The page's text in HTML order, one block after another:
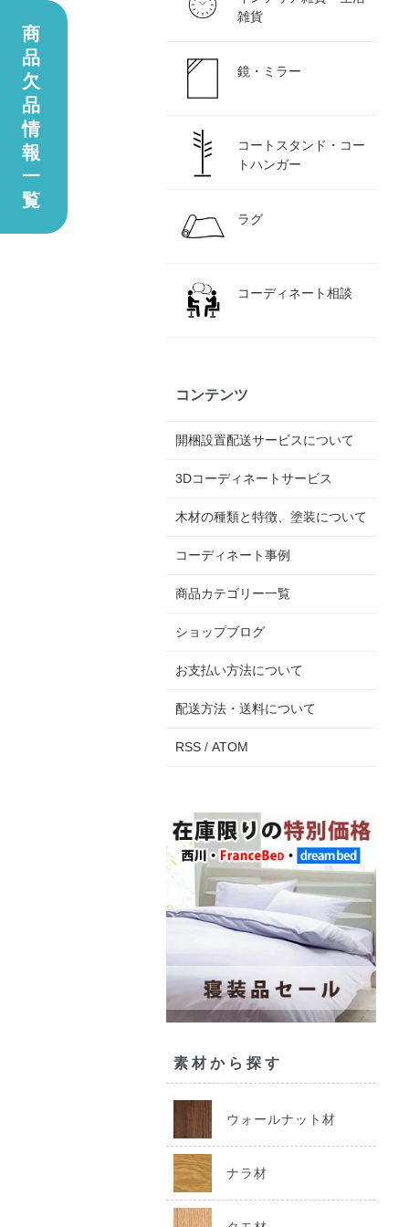
雑貨
鏡・ミラー
コートスタンド・コー
トハンガー
ラグ
コーディネート相談
コンテンツ
開梱設置配送サービスについて
3Dコーディネートサービス
木材の種類と特徴、塗装について
コーディネート事例
商品カテゴリー一覧
ショップブログ
お支払い方法について
配送方法・送料について
RSS / ATOM
素材から探す
ウォールナット材
ナラ材
商
品
欠
品
情
報
一
覧